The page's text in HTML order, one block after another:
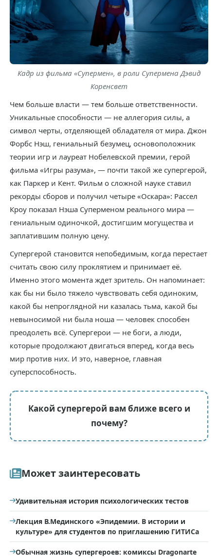
Кадр из фильма «Супермен», в роли Супермена Дэвид
Коренсвет
Чем больше власти — тем больше ответственности.
Уникальные способности — не аллегория силы, а
символ черты, отделяющей обладателя от мира. Джон
Форбс Нэш, гениальный безумец, основоположник
теории игр и лауреат Нобелевской премии, герой
фильма «Игры разума», — почти такой же супергерой,
как Паркер и Кент. Фильм о сложной науке ставил
рекорды сборов и получил четыре «Оскара»: Рассел
Кроу показал Нэша Суперменом реального мира —
гениальным одиночкой, достигшим могущества и
заплатившим полную цену.
Супергерой становится непобедимым, когда перестает
считать свою силу проклятием и принимает её.
Именно этого момента ждет зритель. Он напоминает:
как бы ни было тяжело чувствовать себя одиноким,
какой бы непроглядной ни казалась тьма, какой бы
невыносимой ни была ноша — человек способен
преодолеть всё. Супергерои — не боги, а люди,
которые продолжают двигаться вперед, когда весь
мир против них. И это, наверное, главная
суперспособность.
Какой супергерой вам ближе всего и
почему?
Может заинтересовать
Удивительная история психологических тестов
Лекция В.Мединского «Эпидемии. В истории и
культуре» для студентов по приглашению ГИТИСа
Обычная жизнь супергероев: комиксы Dragonarte